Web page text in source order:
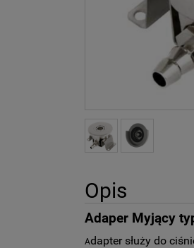
Opis
Adaper Myjący
Adapter służy do